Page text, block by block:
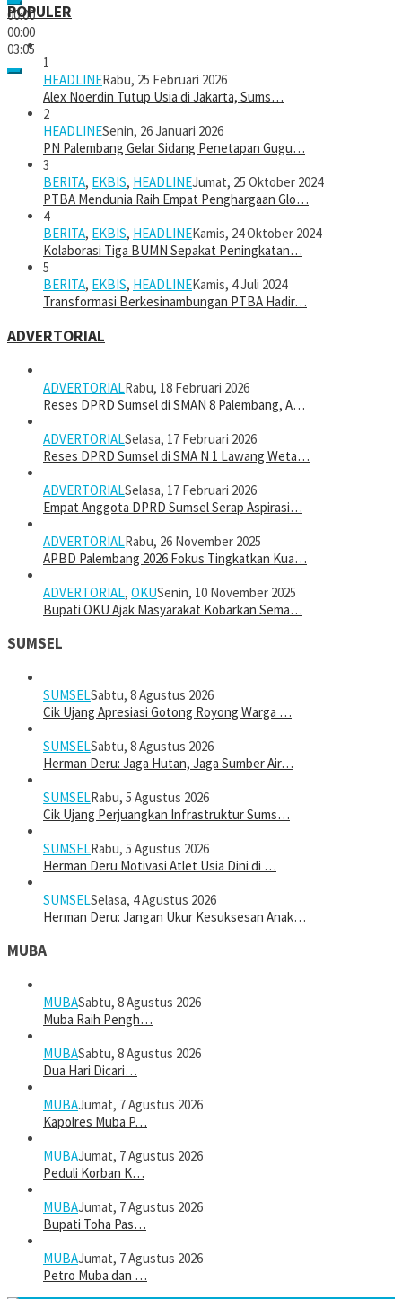
00:00
00:00
03:05
POPULER
1
HEADLINERabu, 25 Februari 2026
Alex Noerdin Tutup Usia di Jakarta, Sums…
2
HEADLINESenin, 26 Januari 2026
PN Palembang Gelar Sidang Penetapan Gugu…
3
BERITA, EKBIS, HEADLINEJumat, 25 Oktober 2024
PTBA Mendunia Raih Empat Penghargaan Glo…
4
BERITA, EKBIS, HEADLINEKamis, 24 Oktober 2024
Kolaborasi Tiga BUMN Sepakat Peningkatan…
5
BERITA, EKBIS, HEADLINEKamis, 4 Juli 2024
Transformasi Berkesinambungan PTBA Hadir…
ADVERTORIAL
ADVERTORIALRabu, 18 Februari 2026
Reses DPRD Sumsel di SMAN 8 Palembang, A…
ADVERTORIALSelasa, 17 Februari 2026
Reses DPRD Sumsel di SMA N 1 Lawang Weta…
ADVERTORIALSelasa, 17 Februari 2026
Empat Anggota DPRD Sumsel Serap Aspirasi…
ADVERTORIALRabu, 26 November 2025
APBD Palembang 2026 Fokus Tingkatkan Kua…
ADVERTORIAL, OKUSenin, 10 November 2025
Bupati OKU Ajak Masyarakat Kobarkan Sema…
SUMSEL
SUMSELSabtu, 8 Agustus 2026
Cik Ujang Apresiasi Gotong Royong Warga …
SUMSELSabtu, 8 Agustus 2026
Herman Deru: Jaga Hutan, Jaga Sumber Air…
SUMSELRabu, 5 Agustus 2026
Cik Ujang Perjuangkan Infrastruktur Sums…
SUMSELRabu, 5 Agustus 2026
Herman Deru Motivasi Atlet Usia Dini di …
SUMSELSelasa, 4 Agustus 2026
Herman Deru: Jangan Ukur Kesuksesan Anak…
MUBA
MUBASabtu, 8 Agustus 2026
Muba Raih Pengh…
MUBASabtu, 8 Agustus 2026
Dua Hari Dicari…
MUBAJumat, 7 Agustus 2026
Kapolres Muba P…
MUBAJumat, 7 Agustus 2026
Peduli Korban K…
MUBAJumat, 7 Agustus 2026
Bupati Toha Pas…
MUBAJumat, 7 Agustus 2026
Petro Muba dan …